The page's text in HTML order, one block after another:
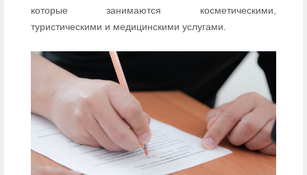
которые занимаются косметическими,
туристическими и медицинскими услугами.